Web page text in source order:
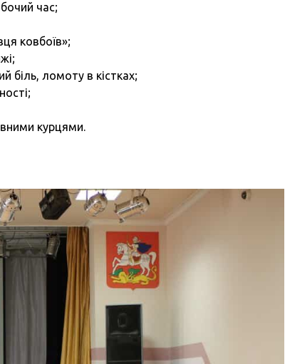
час;
ковбоїв»;
біль, ломоту в кістках;
курцями.